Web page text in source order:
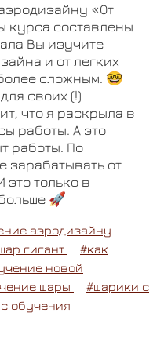
«От
курса составлены
Вы изучите
и от легких
сложным. 🤓
своих (!)
что я раскрыла в
работы. А это
работы. По
зарабатывать от
только в
🚀
аэродизайну
гигант
#как
новой
шары
#шарики с
обучения